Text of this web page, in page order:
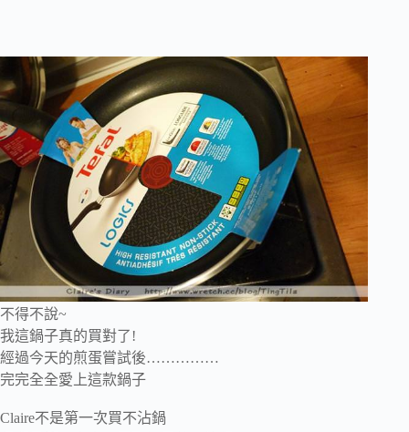
不得不說~
我這鍋子真的買對了!
經過今天的煎蛋嘗試後……………
完完全全愛上這款鍋子
Claire不是第一次買不沾鍋